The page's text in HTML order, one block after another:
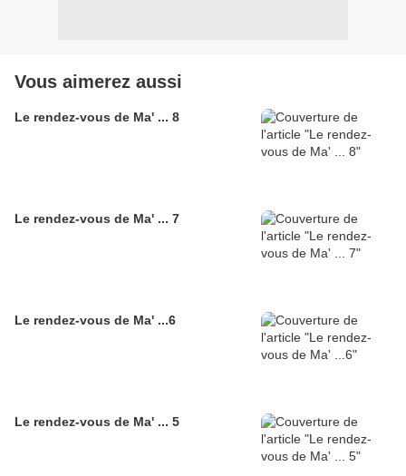
Vous aimerez aussi
Le rendez-vous de Ma' ... 8
Le rendez-vous de Ma' ... 7
Le rendez-vous de Ma' ...6
Le rendez-vous de Ma' ... 5